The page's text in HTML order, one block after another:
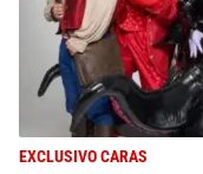
EXCLUSIVO CARAS